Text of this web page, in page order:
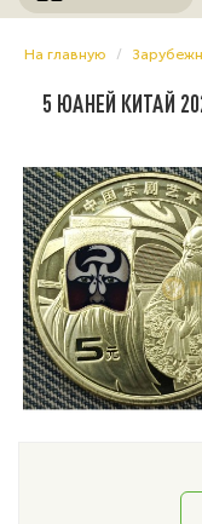
На главную
5 ЮАНЕЙ КИТАЙ